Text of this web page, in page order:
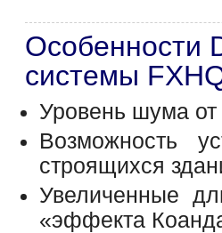
Особенности
системы
Уровень шума
Возможность
строящихся
Увеличенные
«эффекта